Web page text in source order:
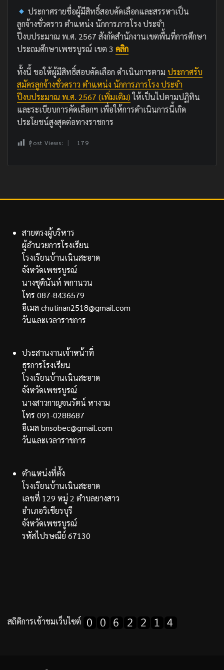
ประกาศรายชื่อผู้มีสิทธิ์สอบคัดเลือกและสรรหาเป็น
ลูกจ้างชั่วคราว ตำแหน่ง นักการภารโรง ประจำ
ปีงบประมาณ พ.ศ. 2567 สังกัดสำนักงานเขตพื้นที่การศึกษา
ประถมศึกษาเพชรบูรณ์ เขต 3 คลิก
ทั้งนี้ ขอให้ผู้มีสิทธิ์สอบคัดเลือก ดำเนินการตาม ประกาศรับ
สมัครลูกจ้างชั่วคราว ตำแหน่ง นักการภารโรง ประจำ
ปีงบประมาณ พ.ศ. 2567 (เพิ่มเติม)ให้เป็นไปตามปฏิทิน
และระเบียบการคัดเลือกฯ เพื่อให้การดำเนินการนี้เกิด
ประโยชน์สูงสุดต่อทางราชการ
Post Views: 179
สายตรงผู้บริหาร
ผู้อำนวยการโรงเรียน
โรงเรียนบ้านเนินสะอาด
จังหวัดเพชรบูรณ์
นางชุตินันท์ พกานวน
โทร 087-8436579
อีเมล chutinan2518@gmail.com
วันและเวลาราชการ
ประสานงานเจ้าหน้าที่
ธุรการโรงเรียน
โรงเรียนบ้านเนินสะอาด
จังหวัดเพชรบูรณ์
นางสาวกาญจนรัตน์ หางาม
โทร 091-0288687
อีเมล bnsobec@gmail.com
วันและเวลาราชการ
ตำแหน่งที่ตั้ง
โรงเรียนบ้านเนินสะอาด
เลขที่ 129 หมู่ 2 ตำบลยางสาว
อำเภอวิเชียรบุรี
จังหวัดเพชรบูรณ์
รหัสไปรษณีย์ 67130
สถิติการเข้าชมเว็บไซต์